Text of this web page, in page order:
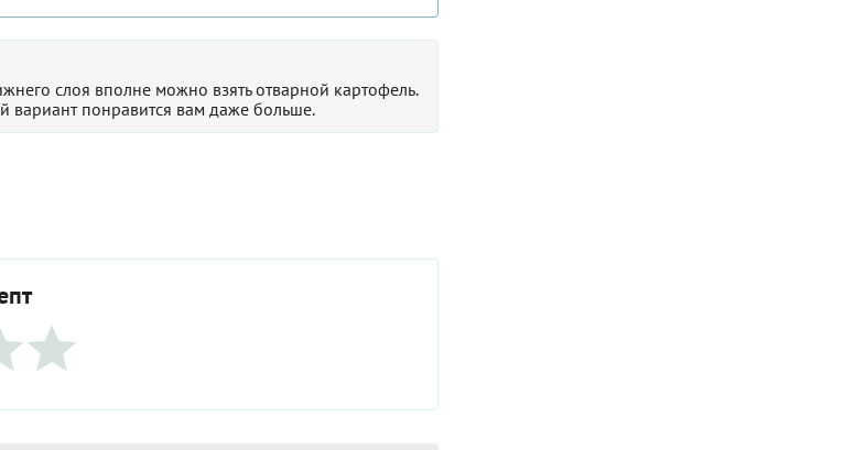
слоя вполне можно взять отварной картофель.
вариант понравится вам даже больше.